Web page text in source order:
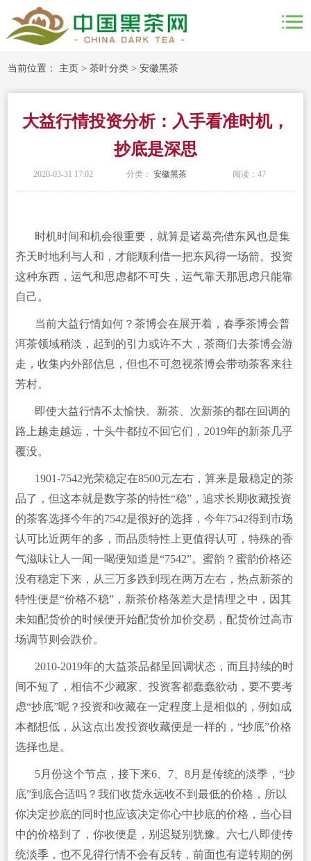
当前位置： 主页 >茶叶分类 >安徽黑茶
大益行情投资分析：入手看准时机，
抄底是深思
2020-03-31 17:02 分类：安徽黑茶 阅读：47
时机时间和机会很重要，就算是诸葛亮借东风也是集
齐天时地利与人和，才能顺利借一把东风得一场箭。投资
这种东西，运气和思虑都不可失，运气靠天那思虑只能靠
自己。
当前大益行情如何？茶博会在展开着，春季茶博会普
洱茶领域稍淡，起到的引力或许不大，茶商们去茶博会游
走，收集内外部信息，但也不可忽视茶博会带动茶客来往
芳村。
即使大益行情不太愉快。新茶、次新茶的都在回调的
路上越走越远，十头牛都拉不回它们，2019年的新茶几乎
覆没。
1901-7542光荣稳定在8500元左右，算来是最稳定的茶
品了，但这本就是数字茶的特性“稳”，追求长期收藏投资
的茶客选择今年的7542是很好的选择，今年7542得到市场
认可比近两年的多，而品质特性上更值得认可，特殊的香
气滋味让人一闻一喝便知道是“7542”。蜜韵？蜜韵价格还
没有稳定下来，从三万多跌到现在两万左右，热点新茶的
特性便是“价格不稳”，新茶价格落差大是情理之中，因其
未知配货价的时候便开始配货价加价交易，配货价过高市
场调节则会跌价。
2010-2019年的大益茶品都呈回调状态，而且持续的时
间不短了，相信不少藏家、投资客都蠢蠢欲动，要不要考
虑“抄底”呢？投资和收藏在一定程度上是相似的，例如成
本都想低，从这点出发投资收藏便是一样的，“抄底”价格
选择也是。
5月份这个节点，接下来6、7、8月是传统的淡季，“抄
底”到底合适吗？我们收货永远收不到最低的价格，所以
你决定抄底的同时也应该决定你心中抄底的价格，当心目
中的价格到了，你收便是，别迟疑别犹豫。六七八即使传
统淡季，也不见得行情不会有反转，前面也有逆转期的例